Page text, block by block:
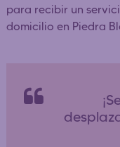
para recibir un
domicilio en Piedra